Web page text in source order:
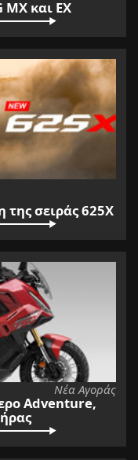
MX και EX
της σειράς 625X
Νέα Αγοράς
Adventure,